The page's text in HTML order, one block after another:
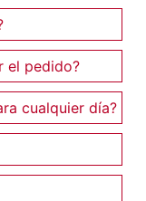
el pedido?
cualquier día?